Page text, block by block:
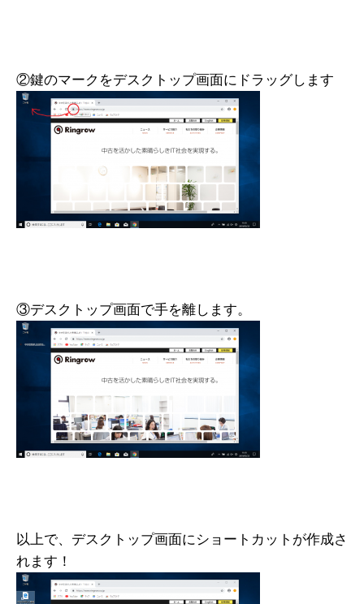
②鍵のマークをデスクトップ画面にドラッグします
③デスクトップ画面で手を離します。
以上で、デスクトップ画面にショートカットが作成さ
れます！